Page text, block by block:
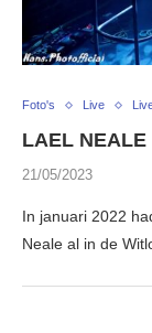
Foto's Live
LAEL
21/05/2023
In januari 2022
Neale al in de